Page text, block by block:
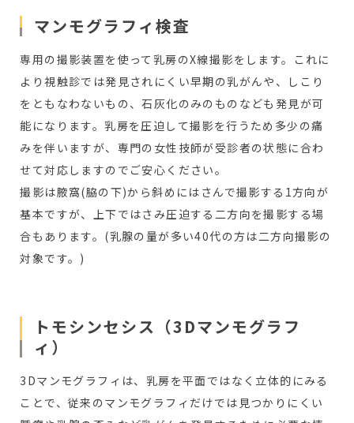
マンモグラフィ検査
専用の撮影装置を使って乳房のX線撮影をします。これに
より視触診では発見されにくい早期の乳がんや、しこり
をともなわないもの、石灰化のみのものなども発見が可
能になります。乳房を圧迫して撮影を行うため多少の痛
みを伴いますが、専門の女性技師が受診者の状態に合わ
せて対応しますのでご安心ください。
撮影は腋窩(脇の下)から斜めにはさんで撮影する1方向が
基本ですが、上下ではさみ圧迫する二方向を撮影する場
合もあります。(乳腺の量が多い40代の方は二方向撮影の
対象です。)
トモシンセシス（3Dマンモグラフ
ィ）
3Dマンモグラフィは、乳房を平面ではなく立体的にみる
ことで、従来のマンモグラフィだけでは見つかりにくい